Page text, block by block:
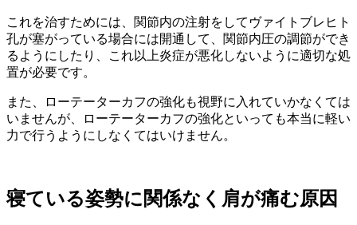
これを治すためには、関節内の注射をしてヴァイトブレヒト
孔が塞がっている場合には開通して、関節内圧の調節ができ
るようにしたり、これ以上炎症が悪化しないように適切な処
置が必要です。
また、ローテーターカフの強化も視野に入れていかなくては
いませんが、ローテーターカフの強化といっても本当に軽い
力で行うようにしなくてはいけません。
寝ている姿勢に関係なく肩が痛む原因